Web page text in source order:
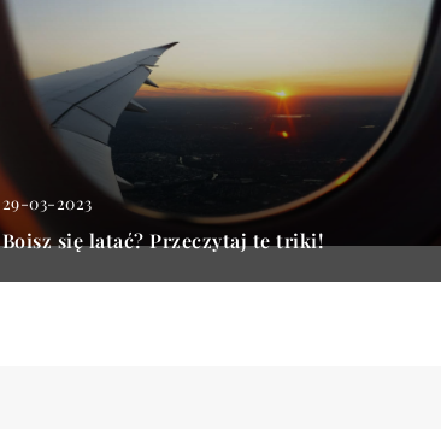
29-03-2023
Boisz się latać? Przeczytaj te triki!